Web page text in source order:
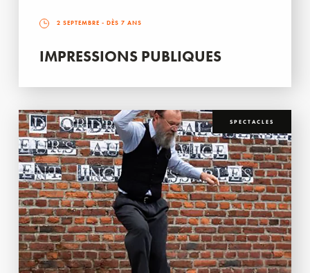
2 SEPTEMBRE - DÈS 7 ANS
IMPRESSIONS PUBLIQUES
SPECTACLES